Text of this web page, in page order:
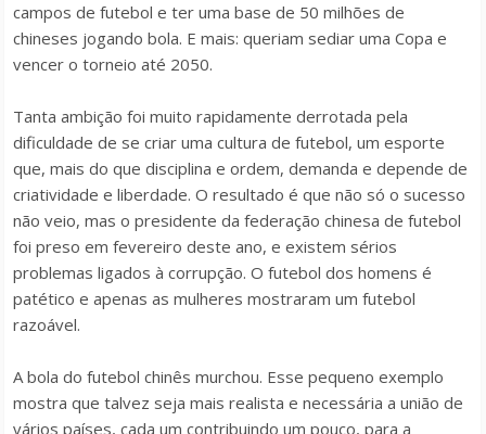
campos de futebol e ter uma base de 50 milhões de
chineses jogando bola. E mais: queriam sediar uma Copa e
vencer o torneio até 2050.
Tanta ambição foi muito rapidamente derrotada pela
dificuldade de se criar uma cultura de futebol, um esporte
que, mais do que disciplina e ordem, demanda e depende de
criatividade e liberdade. O resultado é que não só o sucesso
não veio, mas o presidente da federação chinesa de futebol
foi preso em fevereiro deste ano, e existem sérios
problemas ligados à corrupção. O futebol dos homens é
patético e apenas as mulheres mostraram um futebol
razoável.
A bola do futebol chinês murchou. Esse pequeno exemplo
mostra que talvez seja mais realista e necessária a união de
vários países, cada um contribuindo um pouco, para a